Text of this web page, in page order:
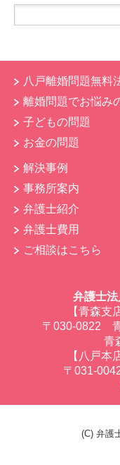
八戸離婚問題無料
離婚問題でお悩み
子どもの問題
お金の問題
解決事例
事務所案内
弁護士紹介
弁護士費用
ご相談はこちら
弁護士
【青森支
〒030-0822
青
【八戸本
〒031-
(C) 弁護